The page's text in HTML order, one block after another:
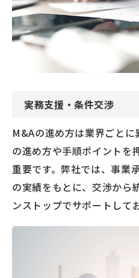
実務支援・条件交渉
M&Aの進め方は業界ごと
の進め方や手順ポイントを
重要です。弊社では、事業
の実績をもとに、交渉から
ンストップでサポートして